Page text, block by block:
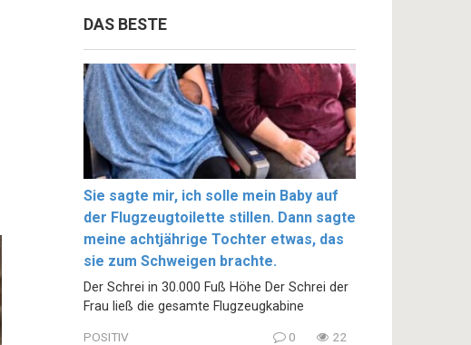
DAS BESTE
Sie sagte mir, ich solle mein Baby auf
der Flugzeugtoilette stillen. Dann sagte
meine achtjährige Tochter etwas, das
sie zum Schweigen brachte.
Der Schrei in 30.000 Fuß Höhe Der Schrei der
Frau ließ die gesamte Flugzeugkabine
POSITIV 0 22